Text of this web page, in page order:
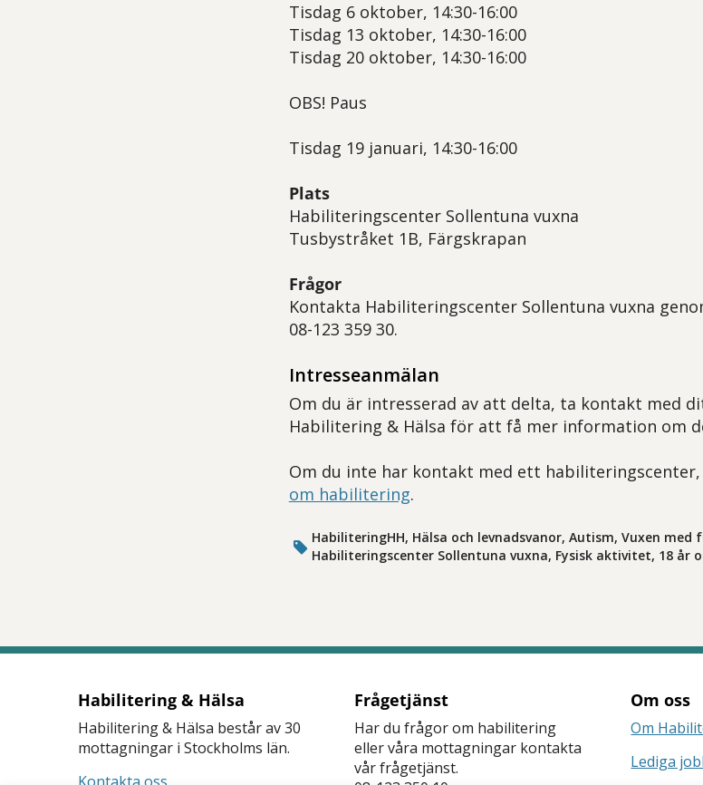
Tisdag 6 oktober, 14:30-16:00
Tisdag 13 oktober, 14:30-16:00
Tisdag 20 oktober, 14:30-16:00
OBS! Paus
Tisdag 19 januari, 14:30-16:00
Plats
Habiliteringscenter Sollentuna vuxna
Tusbystråket 1B, Färgskrapan
Frågor
Kontakta Habiliteringscenter Sollentuna vuxna
08-123 359 30.
Intresseanmälan
Om du är intresserad av att delta, ta kontakt med
Habilitering & Hälsa för att få mer information om
Om du inte har kontakt med ett
om habilitering.
HabiliteringHH, Hälsa och levnadsvanor, Autism, Vuxen
Habiliteringscenter Sollentuna vuxna, Fysisk aktivitet, 18 år
Habilitering & Hälsa
Habilitering & Hälsa består av 30
mottagningar i Stockholms län.
Frågetjänst
Har du frågor om habilitering
eller våra mottagningar kontakta
vår frågetjänst.
Om oss
Om
Lediga